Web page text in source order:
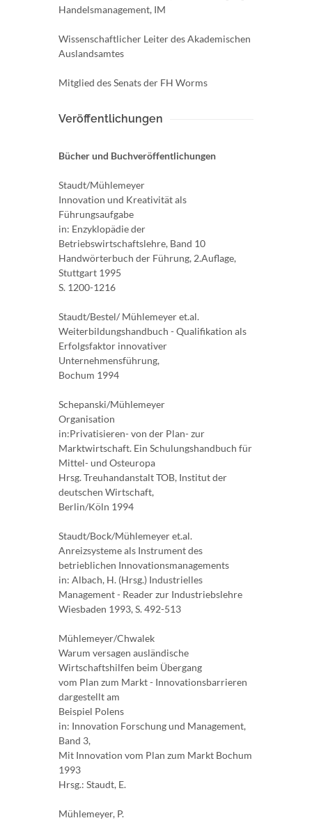
Handelsmanagement, IM
Wissenschaftlicher Leiter des Akademischen
Auslandsamtes
Mitglied des Senats der FH Worms
Veröffentlichungen
Bücher und Buchveröffentlichungen
Staudt/Mühlemeyer
Innovation und Kreativität als
Führungsaufgabe
in: Enzyklopädie der
Betriebswirtschaftslehre, Band 10
Handwörterbuch der Führung, 2.Auflage,
Stuttgart 1995
S. 1200-1216
Staudt/Bestel/ Mühlemeyer et.al.
Weiterbildungshandbuch - Qualifikation als
Erfolgsfaktor innovativer
Unternehmensführung,
Bochum 1994
Schepanski/Mühlemeyer
Organisation
in:Privatisieren- von der Plan- zur
Marktwirtschaft. Ein Schulungshandbuch für
Mittel- und Osteuropa
Hrsg. Treuhandanstalt TOB, Institut der
deutschen Wirtschaft,
Berlin/Köln 1994
Staudt/Bock/Mühlemeyer et.al.
Anreizsysteme als Instrument des
betrieblichen Innovationsmanagements
in: Albach, H. (Hrsg.) Industrielles
Management - Reader zur Industriebslehre
Wiesbaden 1993, S. 492-513
Mühlemeyer/Chwalek
Warum versagen ausländische
Wirtschaftshilfen beim Übergang
vom Plan zum Markt - Innovationsbarrieren
dargestellt am
Beispiel Polens
in: Innovation Forschung und Management,
Band 3,
Mit Innovation vom Plan zum Markt Bochum
1993
Hrsg.: Staudt, E.
Mühlemeyer, P.